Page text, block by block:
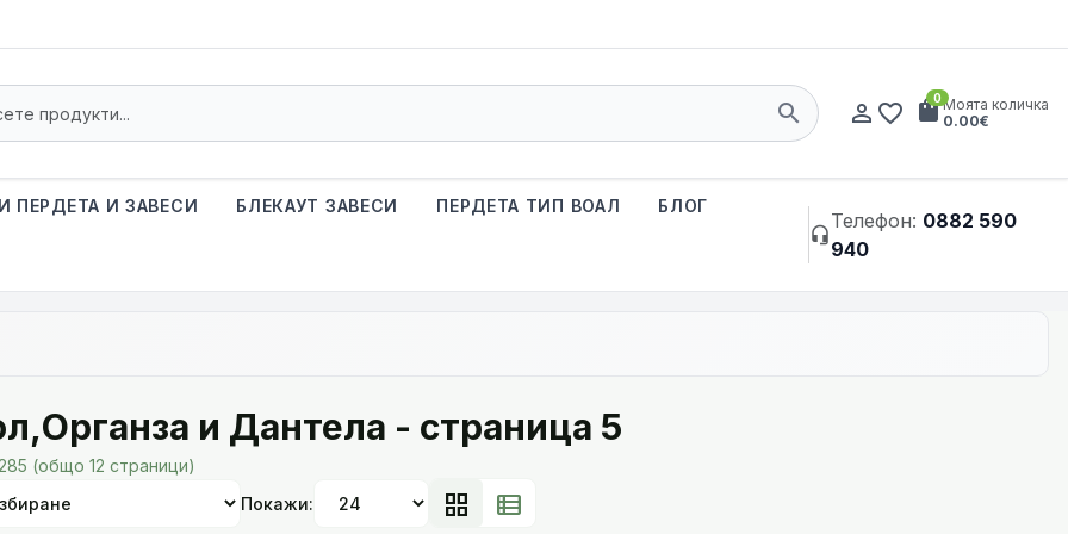
search person_outline favorite_border shopping_bag
0Моята количка
0.00€
ПЕРДЕТА И ЗАВЕСИ БЛЕКАУТ ЗАВЕСИ ПЕРДЕТА ТИП ВОАЛ БЛОГ
headset_mic
Телефон: 0882 590
940
и Дантела - страница 5
(общо 12 страници)
Покажи: grid_view view_list